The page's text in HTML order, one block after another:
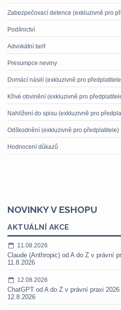
Zabezpečovací detence (exkluzivně pro
Podílnictví
Advokátní tarif
Presumpce neviny
Domácí násilí (exkluzivně pro
Křivé obvinění (exkluzivně pro
Nahlížení do spisu (exkluzivně pro
Odškodnění (exkluzivně pro předplatitele)
Hodnocení důkazů
NOVINKY V ESHOPU
AKTUÁLNÍ AKCE
11.08.2026
Claude (Anthropic) od A do Z v právní
11.8.2026
12.08.2026
ChatGPT od A do Z v právní praxi
12.8.2026